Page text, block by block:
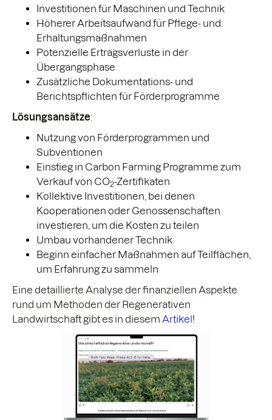
Investitionen für Maschinen und Technik
Höherer Arbeitsaufwand für Pflege- und
Erhaltungsmaßnahmen
Potenzielle Ertragsverluste in der
Übergangsphase
Zusätzliche Dokumentations- und
Berichtspflichten für Förderprogramme
Lösungsansätze:
Nutzung von Förderprogrammen und
Subventionen
Einstieg in Carbon Farming Programme zum
Verkauf von CO2-Zertifikaten
Kollektive Investitionen, bei denen
Kooperationen oder Genossenschaften
investieren, um die Kosten zu teilen
Umbau vorhandener Technik
Beginn einfacher Maßnahmen auf Teilflächen,
um Erfahrung zu sammeln
Eine detaillierte Analyse der finanziellen Aspekte
rund um Methoden der Regenerativen
Landwirtschaft gibt es in diesem Artikel !